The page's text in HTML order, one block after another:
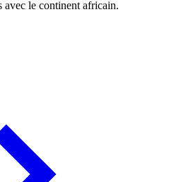
avec le continent africain.